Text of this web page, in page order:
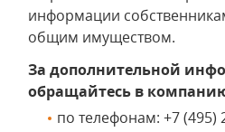
информации
общим имуществом.
За дополнительной
обращайтесь в
по телефонам: +7 (495)